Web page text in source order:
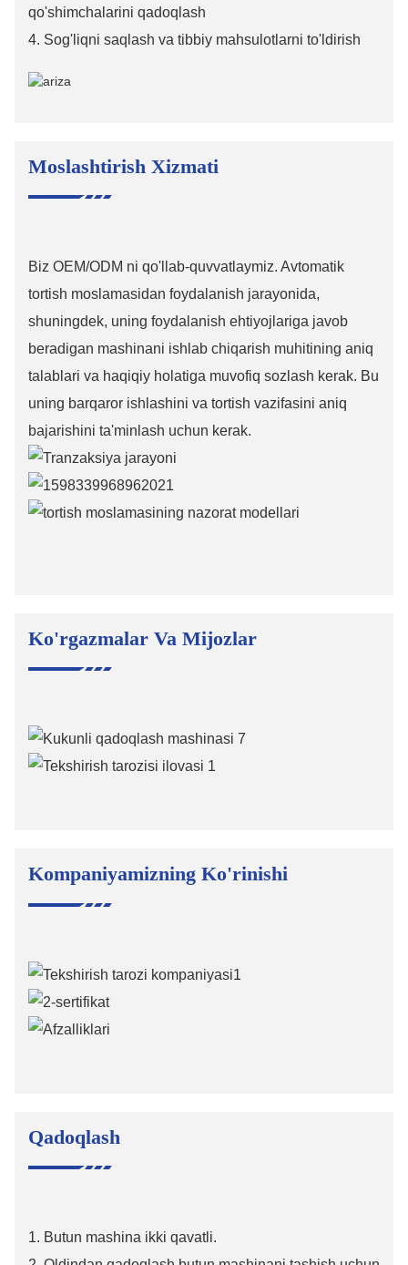
qo'shimchalarini qadoqlash
4. Sog'liqni saqlash va tibbiy mahsulotlarni to'ldirish
Moslashtirish Xizmati
Biz OEM/ODM ni qo'llab-quvvatlaymiz. Avtomatik
tortish moslamasidan foydalanish jarayonida,
shuningdek, uning foydalanish ehtiyojlariga javob
beradigan mashinani ishlab chiqarish muhitining aniq
talablari va haqiqiy holatiga muvofiq sozlash kerak. Bu
uning barqaror ishlashini va tortish vazifasini aniq
bajarishini ta'minlash uchun kerak.
Ko'rgazmalar Va Mijozlar
Kompaniyamizning Ko'rinishi
Qadoqlash
1. Butun mashina ikki qavatli.